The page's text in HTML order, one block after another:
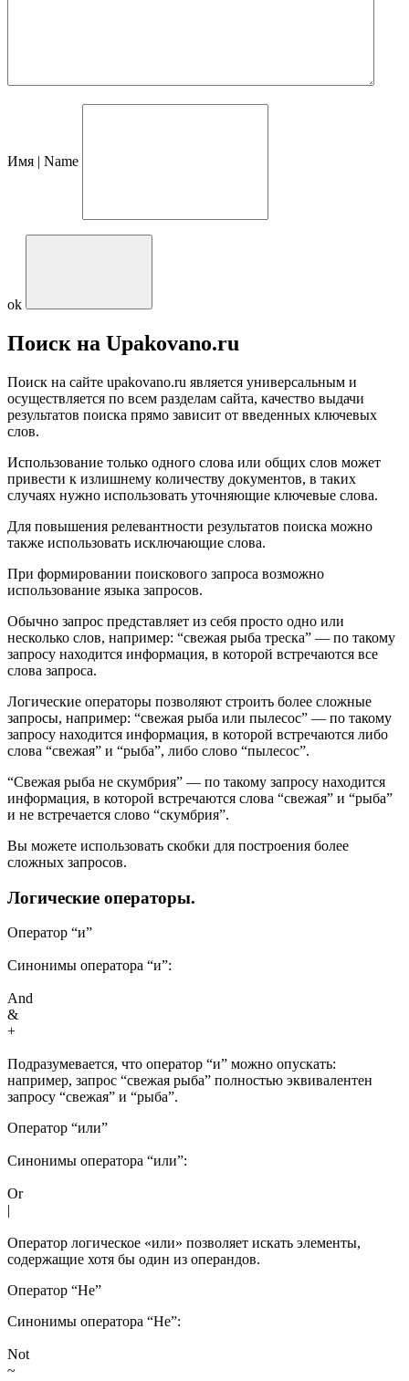
Имя | Name
ok
Поиск на Upakovano.ru
Поиск на сайте upakovano.ru является универсальным и
осуществляется по всем разделам сайта, качество выдачи
результатов поиска прямо зависит от введенных ключевых
слов.
Использование только одного слова или общих слов может
привести к излишнему количеству документов, в таких
случаях нужно использовать уточняющие ключевые слова.
Для повышения релевантности результатов поиска можно
также использовать исключающие слова.
При формировании поискового запроса возможно
использование языка запросов.
Обычно запрос представляет из себя просто одно или
несколько слов, например: “свежая рыба треска” — по такому
запросу находится информация, в которой встречаются все
слова запроса.
Логические операторы позволяют строить более сложные
запросы, например: “свежая рыба или пылесос” — по такому
запросу находится информация, в которой встречаются либо
слова “свежая” и “рыба”, либо слово “пылесос”.
“Свежая рыба не скумбрия” — по такому запросу находится
информация, в которой встречаются слова “свежая” и “рыба”
и не встречается слово “скумбрия”.
Вы можете использовать скобки для построения более
сложных запросов.
Логические операторы.
Оператор “и”
Синонимы оператора “и”:
And
&
+
Подразумевается, что оператор “и” можно опускать:
например, запрос “свежая рыба” полностью эквивалентен
запросу “свежая” и “рыба”.
Оператор “или”
Синонимы оператора “или”:
Or
|
Оператор логическое «или» позволяет искать элементы,
содержащие хотя бы один из операндов.
Оператор “Не”
Синонимы оператора “Не”:
Not
~